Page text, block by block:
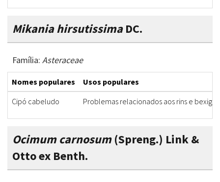
Mikania hirsutissimaDC.
Família: Asteraceae
Nomes populares
Usos populares
Cipó cabeludo
Problemas relacionados aos rins e bexiga
Ocimum carnosum(Spreng.) Link &
Otto ex Benth.